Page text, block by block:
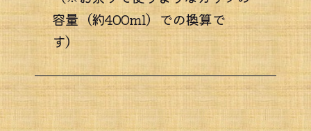
容量（約400ml）での換算で
す）